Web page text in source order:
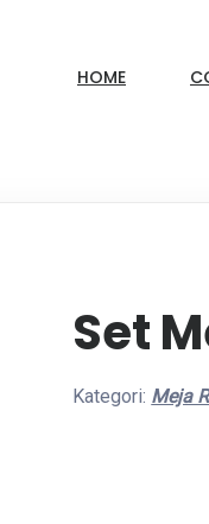
HOME
Set
Kategori: Meja